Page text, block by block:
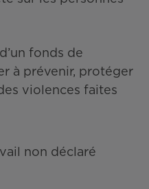
fonds de
à prévenir, protéger
violences faites
non déclaré